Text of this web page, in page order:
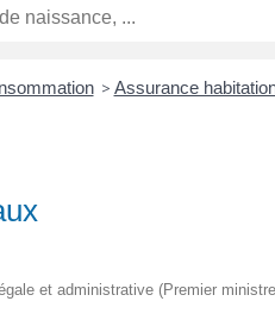
> Assurance
et administrative (Premier